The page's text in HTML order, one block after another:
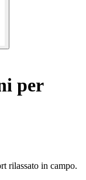
per
rilassato in campo.